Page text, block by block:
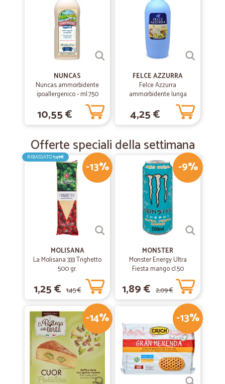
NUNCAS
Nuncas ammorbidente
ipoallergenico - ml.750
10,55 €
FELCE AZZURRA
Felce Azzurra
ammorbidente lunga
4,25 €
Offerte speciali della settimana
-13%
RIBASSATO1,49€
MOLISANA
La Molisana 333 Trighetto
500 gr.
1,25 € 1,45 €
-9%
MONSTER
Monster Energy Ultra
Fiesta mango cl.50
1,89 € 2,09 €
-14% -13%